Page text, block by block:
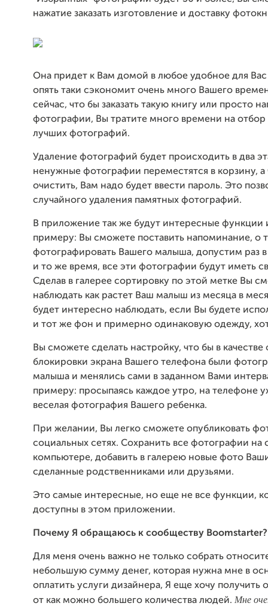
нажатие заказать изготовление и доставку
Она придет к Вам домой в любое удобное для
опять таки сэкономит очень много Вашего
сейчас, что бы заказать такую книгу или просто
фотографии, Вы тратите много времени на отбор
лучших фотографий.
Удаление фотографий будет происходить в два
ненужные фотографии переместятся в корзину, а
очистить, Вам надо будет ввести пароль. Это
случайного удаления памятных фотографий.
В приложение так же будут интересные функции
примеру: Вы сможете поставить напоминание, о
фотографировать Вашего малыша, допустим раз
и то же время, все эти фотографии будут иметь
Сделав в галерее сортировку по этой метке Вы
наблюдать как растет Ваш малыш из месяца в
будет интересно наблюдать, если Вы будете
и тот же фон и примерно одинаковую одежду,
Вы сможете сделать настройку, что бы в качестве
блокировки экрана Вашего телефона были
малыша и менялись сами в заданном Вами
примеру: просыпаясь каждое утро, на телефоне
веселая фотография Вашего ребенка.
При желании, Вы легко сможете опубликовать
социальных сетях. Сохранить все фотографии на
компьютере, добавить в галерею новые фото
сделанные родственниками или друзьями.
Это самые интересные, но еще не все функции,
доступны в этом приложении.
Почему Я обращаюсь к сообществу
Для меня очень важно не только собрать
небольшую сумму денег, которая нужна мне в
оплатить услуги дизайнера, Я еще хочу получить
от как можно большего количества людей. Мне